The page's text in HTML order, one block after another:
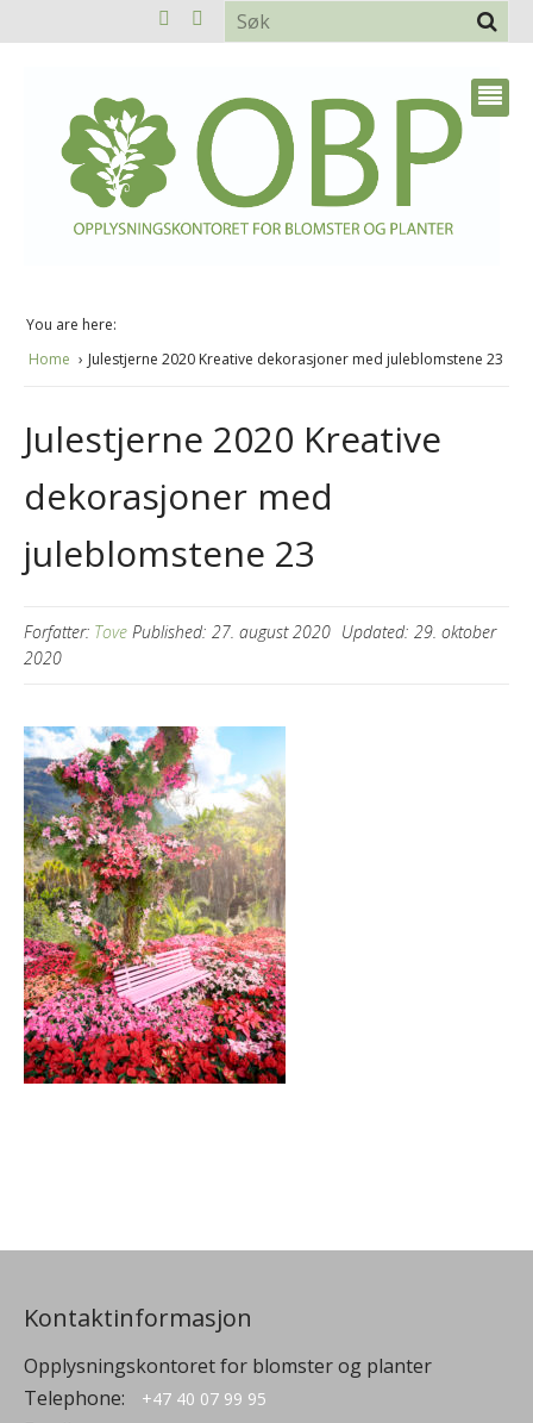
You are here:
Home
Julestjerne 2020 Kreative dekorasjoner med juleblomstene 23
Julestjerne 2020 Kreative
dekorasjoner med
juleblomstene 23
Forfatter: Tove Published: 27. august 2020 Updated: 29. oktober
2020
Kontaktinformasjon
Opplysningskontoret for blomster og planter
Telephone:
+47 40 07 99 95